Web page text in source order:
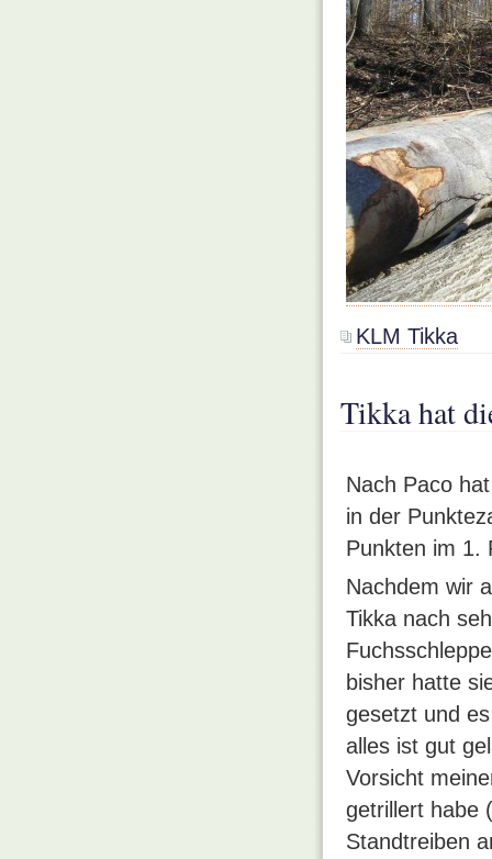
KLM Tikka
Tikka hat
Nach Paco
in der
Punkten im 1.
Nachdem wir
Tikka nach
bisher hatte
gesetzt und
alles ist gut
Vorsicht
getrillert habe
Standtreiben